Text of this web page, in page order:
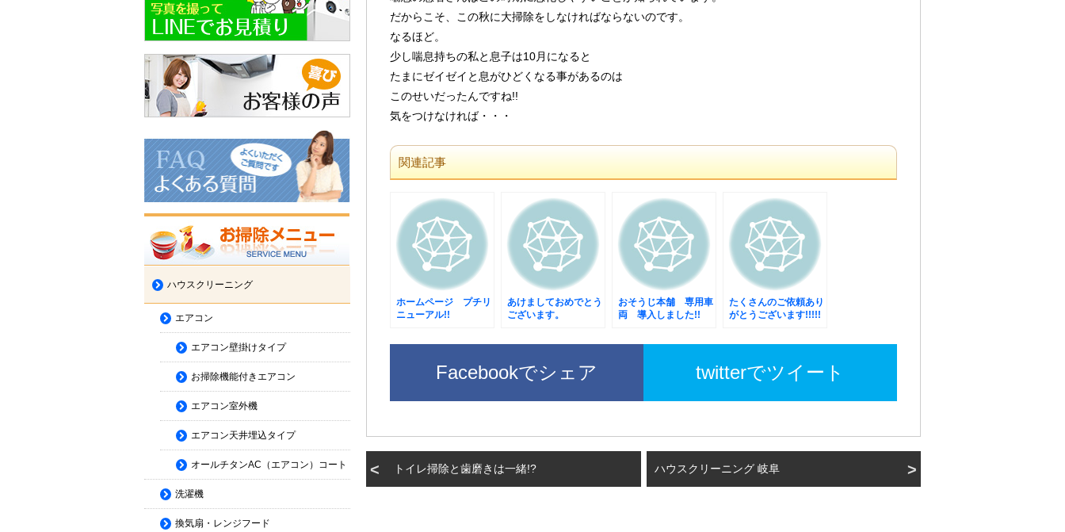
だからこそ、この秋に大掃除をしなければならないのです。
なるほど。
少し喘息持ちの私と息子は10月になると
たまにゼイゼイと息がひどくなる事があるのは
このせいだったんですね!!
気をつけなければ・・・
関連記事
ホームページ プチリ
ニューアル!!
あけましておめでとう
ございます。
おそうじ本舗 専用車
両 導入しました!!
たくさんのご依頼あり
がとうございます!!!!!
Facebookでシェア twitterでツイート
トイレ掃除と歯磨きは一緒!? ハウスクリーニング 岐阜
ハウスクリーニング
エアコン
エアコン壁掛けタイプ
お掃除機能付きエアコン
エアコン室外機
エアコン天井埋込タイプ
オールチタンAC（エアコン）コート
洗濯機
換気扇・レンジフード